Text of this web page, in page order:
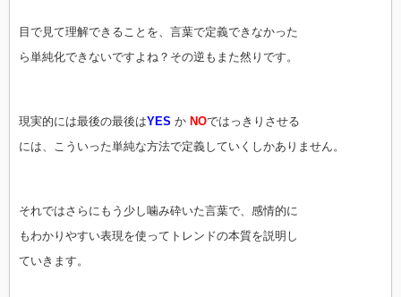
目で見て理解できることを、言葉で定義できなかった
ら単純化できないですよね？その逆もまた然りです。
現実的には最後の最後はYES か NOではっきりさせる
には、こういった単純な方法で定義していくしかありません。
それではさらにもう少し噛み砕いた言葉で、感情的に
もわかりやすい表現を使ってトレンドの本質を説明し
ていきます。